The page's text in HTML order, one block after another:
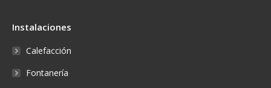
Instalaciones
Calefacción
Fontanería